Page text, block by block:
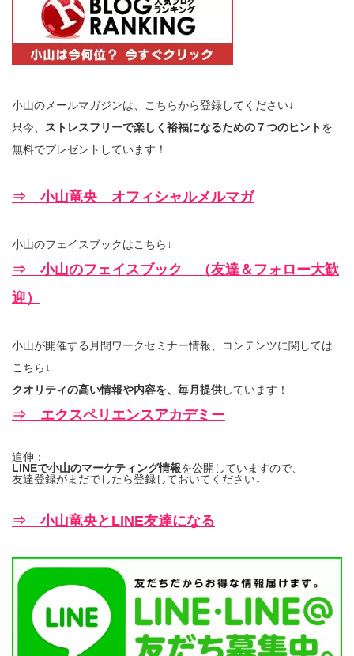
小山のメールマガジンは、こちらから登録してください↓
只今、
ストレスフリーで楽しく裕福になるための７つのヒントを
無料でプレゼントしています！
⇒ 小山竜央 オフィシャルメルマガ
小山のフェイスブックはこちら↓
⇒ 小山のフェイスブック （友達＆フォロー大歓
迎）
小山が開催する月間ワークセミナー情報、コンテンツに関しては
こちら↓
クオリティの高い情報や内容を、毎月提供しています！
⇒ エクスペリエンスアカデミー
追伸：
LINEで小山のマーケティング情報を公開していますので、
友達登録がまだでしたら登録しておいてください↓
⇒ 小山竜央とLINE友達になる